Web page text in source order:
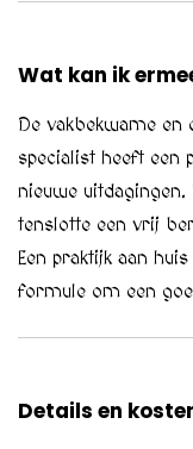
Wat kan ik
De vakbekwame
specialist heeft een
nieuwe
tenslotte een vrij
Een praktijk aan
formule om een
Details en